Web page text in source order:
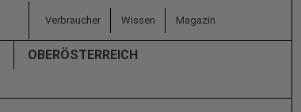
Verbraucher Wissen Magazin
OBERÖSTERREICH